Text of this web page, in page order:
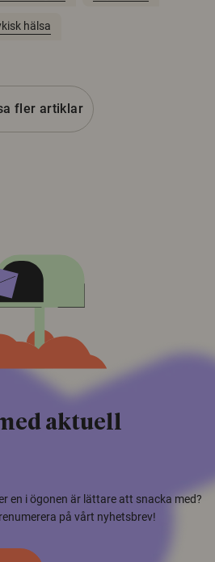
hälsa
fler artiklar
aktuell
en i ögonen är lättare att snacka med?
på vårt nyhetsbrev!